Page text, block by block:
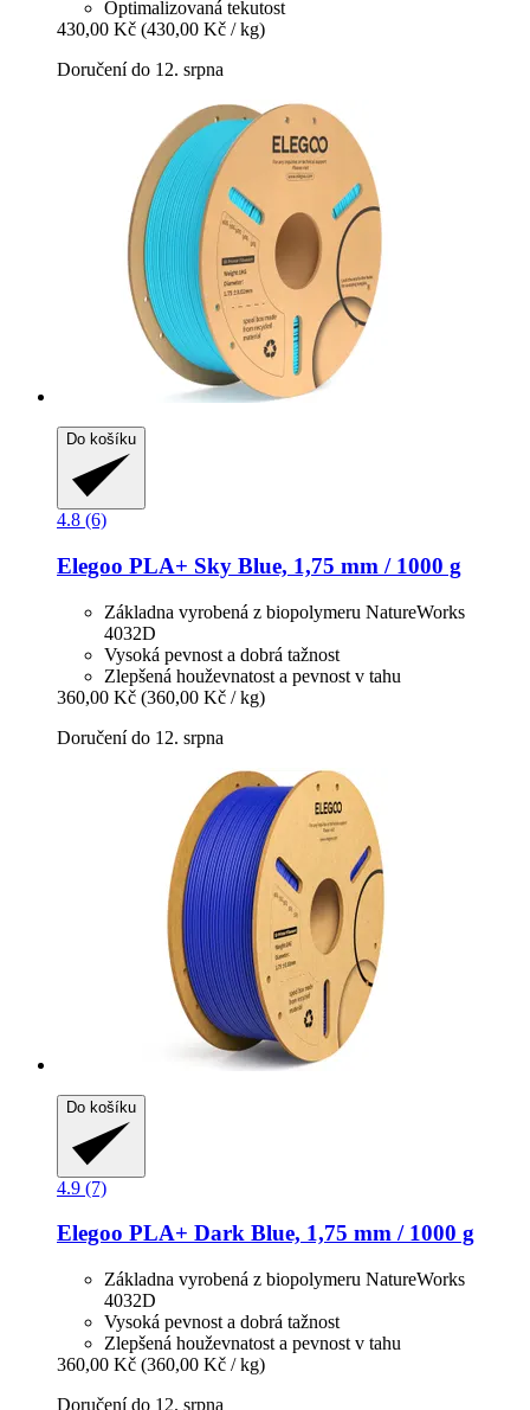
Optimalizovaná tekutost
430,00 Kč (430,00 Kč / kg)
Doručení do 12. srpna
Do košíku
4.8 (6)
Elegoo PLA+ Sky Blue, 1,75 mm / 1000 g
Základna vyrobená z biopolymeru NatureWorks
4032D
Vysoká pevnost a dobrá tažnost
Zlepšená houževnatost a pevnost v tahu
360,00 Kč (360,00 Kč / kg)
Doručení do 12. srpna
Do košíku
4.9 (7)
Elegoo PLA+ Dark Blue, 1,75 mm / 1000 g
Základna vyrobená z biopolymeru NatureWorks
4032D
Vysoká pevnost a dobrá tažnost
Zlepšená houževnatost a pevnost v tahu
360,00 Kč (360,00 Kč / kg)
Doručení do 12. srpna